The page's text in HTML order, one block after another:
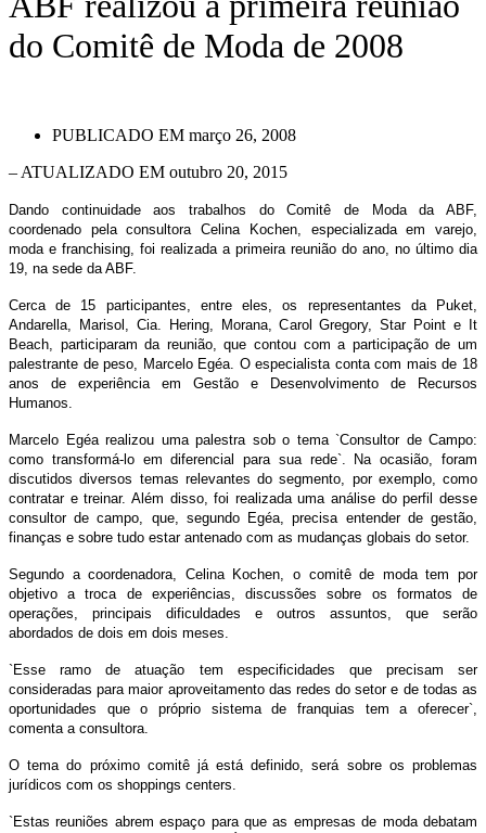
do Comitê de Moda de 2008
PUBLICADO EM março 26, 2008
– ATUALIZADO EM outubro 20, 2015
Dando continuidade aos trabalhos do Comitê de Moda da ABF,
coordenado pela consultora Celina Kochen, especializada em varejo,
moda e franchising, foi realizada a primeira reunião do ano, no último dia
19, na sede da ABF.
Cerca de 15 participantes, entre eles, os representantes da Puket,
Andarella, Marisol, Cia. Hering, Morana, Carol Gregory, Star Point e It
Beach, participaram da reunião, que contou com a participação de um
palestrante de peso, Marcelo Egéa. O especialista conta com mais de 18
anos de experiência em Gestão e Desenvolvimento de Recursos
Humanos.
Marcelo Egéa realizou uma palestra sob o tema `Consultor de Campo:
como transformá-lo em diferencial para sua rede`. Na ocasião, foram
discutidos diversos temas relevantes do segmento, por exemplo, como
contratar e treinar. Além disso, foi realizada uma análise do perfil desse
consultor de campo, que, segundo Egéa, precisa entender de gestão,
finanças e sobre tudo estar antenado com as mudanças globais do setor.
Segundo a coordenadora, Celina Kochen, o comitê de moda tem por
objetivo a troca de experiências, discussões sobre os formatos de
operações, principais dificuldades e outros assuntos, que serão
abordados de dois em dois meses.
`Esse ramo de atuação tem especificidades que precisam ser
consideradas para maior aproveitamento das redes do setor e de todas as
oportunidades que o próprio sistema de franquias tem a oferecer`,
comenta a consultora.
O tema do próximo comitê já está definido, será sobre os problemas
jurídicos com os shoppings centers.
`Estas reuniões abrem espaço para que as empresas de moda debatam